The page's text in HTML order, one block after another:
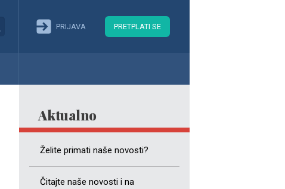
PRIJAVA PRETPLATI SE
Aktualno
Želite primati naše novosti?
Čitajte naše novosti i na